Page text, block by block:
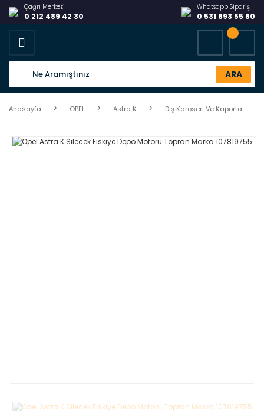
Çağrı Merkezi
0 212 489 42 30
Whatsapp Sipariş
0 531 893 55 80
ARA
Anasayfa OPEL Astra K Dış Karoseri Ve Kaporta